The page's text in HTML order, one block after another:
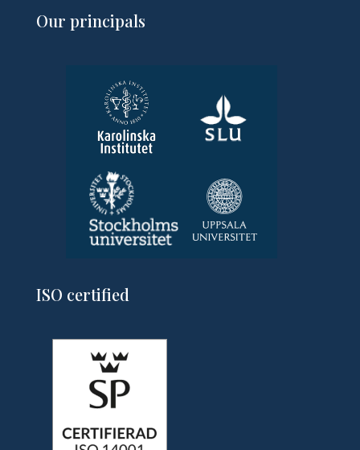
Our principals
ISO certified